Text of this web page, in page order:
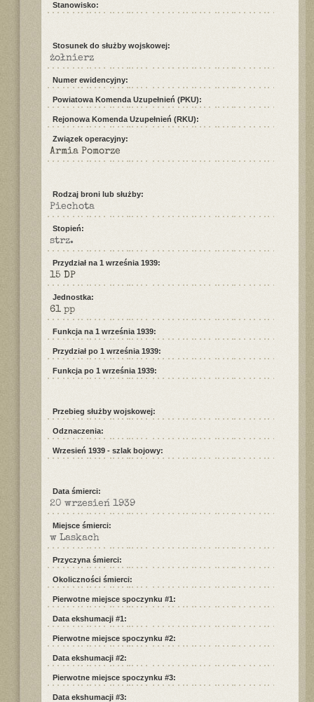
Stanowisko:
Stosunek do służby wojskowej:
żołnierz
Numer ewidencyjny:
Powiatowa Komenda Uzupełnień (PKU):
Rejonowa Komenda Uzupełnień (RKU):
Związek operacyjny:
Armia Pomorze
Rodzaj broni lub służby:
Piechota
Stopień:
strz.
Przydział na 1 września 1939:
15 DP
Jednostka:
61 pp
Funkcja na 1 września 1939:
Przydział po 1 września 1939:
Funkcja po 1 września 1939:
Przebieg służby wojskowej:
Odznaczenia:
Wrzesień 1939 - szlak bojowy:
Data śmierci:
20 wrzesień 1939
Miejsce śmierci:
w Laskach
Przyczyna śmierci:
Okoliczności śmierci:
Pierwotne miejsce spoczynku #1:
Data ekshumacji #1:
Pierwotne miejsce spoczynku #2:
Data ekshumacji #2:
Pierwotne miejsce spoczynku #3:
Data ekshumacji #3: